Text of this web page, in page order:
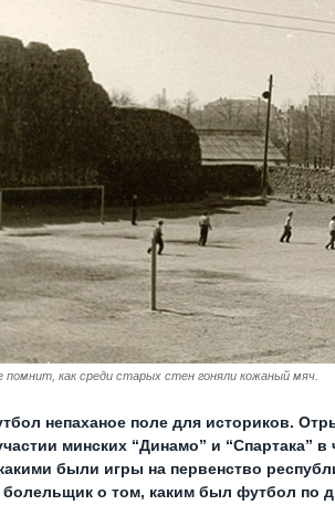
как среди старых стен гоняли кожаный мяч.
непаханое поле для историков.
минских “Динамо” и “Спартака”
были игры на первенство
о том, каким был футбол по